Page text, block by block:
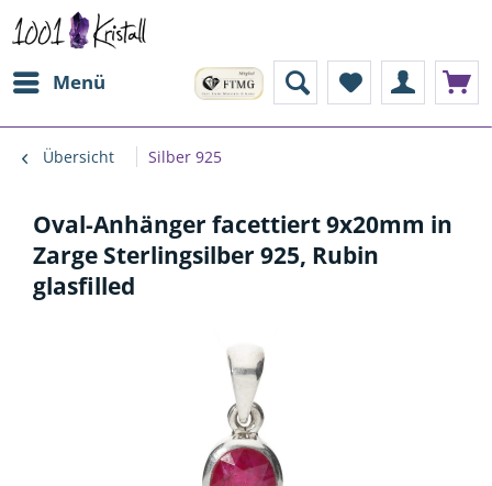
Menü
Übersicht Silber 925
Oval-Anhänger facettiert 9x20mm in
Zarge Sterlingsilber 925, Rubin
glasfilled